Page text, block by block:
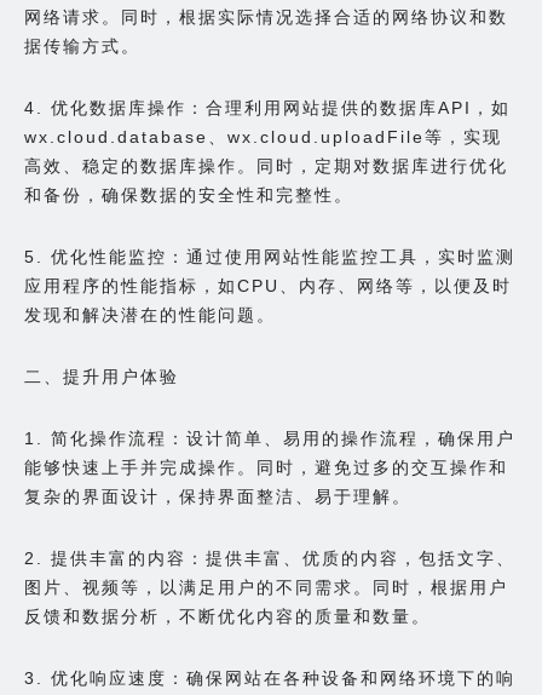
网络请求。同时，根据实际情况选择合适的网络协议和数
据传输方式。
4. 优化数据库操作：合理利用网站提供的数据库API，如
wx.cloud.database、wx.cloud.uploadFile等，实现
高效、稳定的数据库操作。同时，定期对数据库进行优化
和备份，确保数据的安全性和完整性。
5. 优化性能监控：通过使用网站性能监控工具，实时监测
应用程序的性能指标，如CPU、内存、网络等，以便及时
发现和解决潜在的性能问题。
二、提升用户体验
1. 简化操作流程：设计简单、易用的操作流程，确保用户
能够快速上手并完成操作。同时，避免过多的交互操作和
复杂的界面设计，保持界面整洁、易于理解。
2. 提供丰富的内容：提供丰富、优质的内容，包括文字、
图片、视频等，以满足用户的不同需求。同时，根据用户
反馈和数据分析，不断优化内容的质量和数量。
3. 优化响应速度：确保网站在各种设备和网络环境下的响